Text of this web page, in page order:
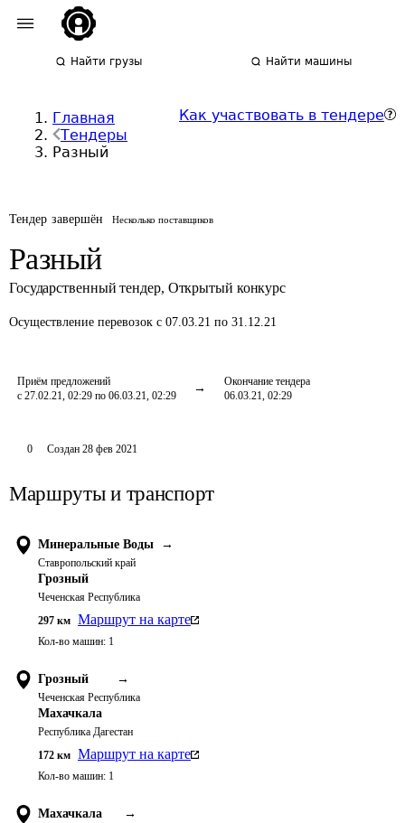
Найти грузы Найти машины
Главная
Тендеры
Разный
Как участвовать в тендере
Тендер завершён Несколько поставщиков
Разный
Государственный тендер, Открытый конкурс
Осуществление перевозок с 07.03.21 по 31.12.21
Приём предложений
с 27.02.21, 02:29 по 06.03.21, 02:29
Окончание тендера
06.03.21, 02:29
0 Создан 28 фев 2021
Маршруты и транспорт
Минеральные Воды →
Ставропольский край
Грозный
Чеченская Республика
297 км Маршрут на карте
Кол-во машин: 1
Грозный →
Чеченская Республика
Махачкала
Республика Дагестан
172 км Маршрут на карте
Кол-во машин: 1
Махачкала →